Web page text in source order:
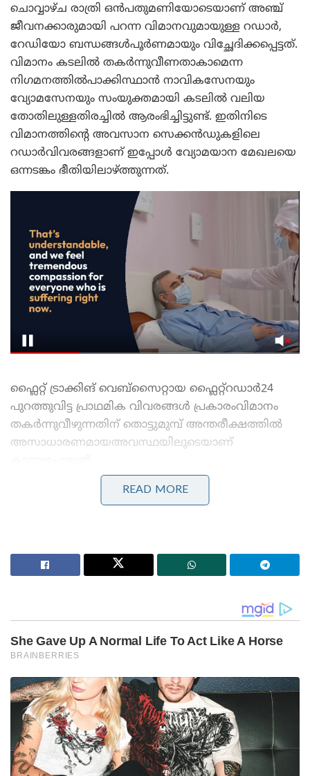
ചൊവ്വാഴ്ച രാത്രി ഒൻപതുമണിയോടെയാണ് അഞ്ച്
ജീവനക്കാരുമായി പറന്ന വിമാനവുമായുള്ള റഡാർ,
റേഡിയോ ബന്ധങ്ങൾപൂർണമായും വിച്ഛേദിക്കപ്പെട്ടത്.
വിമാനം കടലിൽ തകർന്നുവീണതാകാമെന്ന
നിഗമനത്തിൽപാക്കിസ്ഥാൻ നാവികസേനയും
വ്യോമസേനയും സംയുക്തമായി കടലിൽ വലിയ
തോതിലുള്ളതിരച്ചിൽ ആരംഭിച്ചിട്ടുണ്ട്. ഇതിനിടെ
വിമാനത്തിന്റെ അവസാന സെക്കൻഡുകളിലെ
റഡാർവിവരങ്ങളാണ് ഇപ്പോൾ വ്യോമയാന മേഖലയെ
ഒന്നടങ്കം ഭീതിയിലാഴ്ത്തുന്നത്.
ഫ്ലൈറ്റ് ട്രാക്കിങ് വെബ്‌സൈറ്റായ ഫ്ലൈറ്റ്‌റഡാർ24
പുറത്തുവിട്ട പ്രാഥമിക വിവരങ്ങൾ പ്രകാരംവിമാനം
തകർന്നുവീഴുന്നതിന് തൊട്ടുമുമ്പ് അന്തരീക്ഷത്തിൽ
അസാധാരണമായഅവസ്ഥയിലൂടെയാണ്
Stories you may like
മുന്നറിയിപ്പുമായി റിയാദ്
കുട്ടികളുടെ മാനസികാരോഗ്യം തകർത്തു, ഫോണിന്
കറാച്ചി എയർ ട്രാഫിക് കൺട്രോളുമായി
ബന്ധപ്പെടുന്നതിന് മിനിറ്റുകൾക്ക് മുൻപ്
വിമാനത്തിന്റെനാവിഗേഷൻ സിസ്റ്റത്തിൽ തകരാർ
സംഭവിച്ചതായി പൈലറ്റ് റിപ്പോർട്ട് ചെയ്തിരുന്നു.
തുടർന്ന് കറാച്ചിഎയർപോർട്ട് അതോറിറ്റി പൈലറ്റിന്
ആവശ്യമായ നിർദേശങ്ങൾ നൽകുകയും ചെയ്തു.
READ MORE